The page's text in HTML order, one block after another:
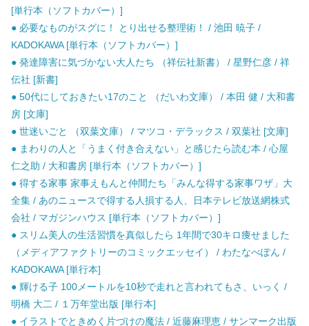
[単行本（ソフトカバー）]
● 必要なものがスグに！ とり出せる整理術！ / 池田 暁子 /
KADOKAWA [単行本（ソフトカバー）]
● 発達障害に気づかない大人たち （祥伝社新書） / 星野仁彦 / 祥
伝社 [新書]
● 50代にしておきたい17のこと （だいわ文庫） / 本田 健 / 大和書
房 [文庫]
● 世迷いごと （双葉文庫） / マツコ・デラックス / 双葉社 [文庫]
● まわりの人と「うまく付き合えない」と感じたら読む本 / 心屋
仁之助 / 大和書房 [単行本（ソフトカバー）]
● 得する家事 家事えもんと仲間たち「みんな得する家事ワザ」大
全集 / あのニュースで得する人損する人、日本テレビ放送網株式
会社 / マガジンハウス [単行本（ソフトカバー）]
● スリム美人の生活習慣を真似したら 1年間で30キロ痩せました
（メディアファクトリーのコミックエッセイ） / わたなべぽん /
KADOKAWA [単行本]
● 輝ける子 100メートルを10秒で走れと言われてもさ、いっく /
明橋 大二 / １万年堂出版 [単行本]
● イラストでときめく片づけの魔法 / 近藤麻理恵 / サンマーク出版